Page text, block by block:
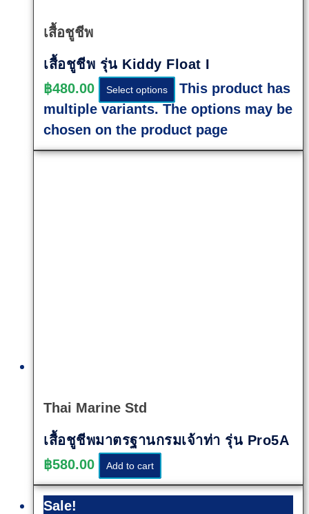
เสื้อชูชีพ
เสื้อชูชีพ รุ่น Kiddy Float I
฿480.00 Select options
This product has
multiple variants. The options may be
chosen on the product page
Thai Marine Std
เสื้อชูชีพมาตรฐานกรมเจ้าท่า รุ่น Pro5A
฿580.00 Add to cart
Sale!